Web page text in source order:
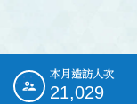
::: 本月造訪人次
21,029